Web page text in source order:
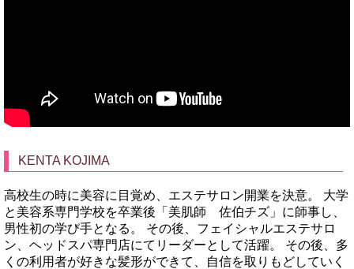
KENTA KOJIMA
高校生の時に美容に目覚め、エステサロン開業を決意。 大学
と美容系専門学校を卒業後「美肌師 佐伯チズ」に師事し、
男性初の学び手となる。 その後、フェイシャルエステサロ
ン、ヘッドスパ専門店にてリーダーとして活躍。 その後、多
くの利用者が好きな髪形ができて、自信を取りもどしていく